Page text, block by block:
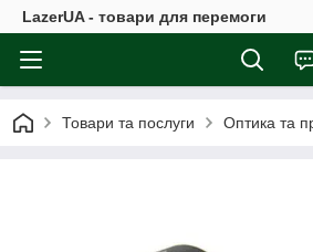
LazerUA - товари для перемоги
Товари та послуги Оптика та